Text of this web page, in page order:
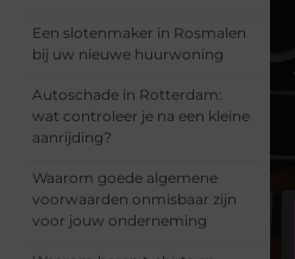
Een slotenmaker in Rosmalen
bij uw nieuwe huurwoning
Autoschade in Rotterdam:
wat controleer je na een kleine
aanrijding?
Waarom goede algemene
voorwaarden onmisbaar zijn
voor jouw onderneming